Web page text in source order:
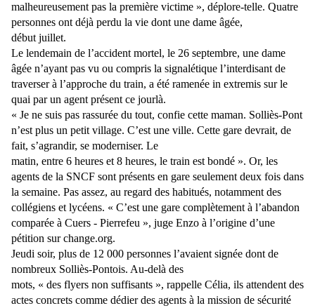
malheureusement pas la première victime », déplore-telle. Quatre
personnes ont déjà perdu la vie dont une dame âgée,
début juillet.
Le lendemain de l’accident mortel, le 26 septembre, une dame
âgée n’ayant pas vu ou compris la signalétique l’interdisant de
traverser à l’approche du train, a été ramenée in extremis sur le
quai par un agent présent ce jourlà.
« Je ne suis pas rassurée du tout, confie cette maman. Solliès-Pont
n’est plus un petit village. C’est une ville. Cette gare devrait, de
fait, s’agrandir, se moderniser. Le
matin, entre 6 heures et 8 heures, le train est bondé ». Or, les
agents de la SNCF sont présents en gare seulement deux fois dans
la semaine. Pas assez, au regard des habitués, notamment des
collégiens et lycéens. « C’est une gare complètement à l’abandon
comparée à Cuers - Pierrefeu », juge Enzo à l’origine d’une
pétition sur change.org.
Jeudi soir, plus de 12 000 personnes l’avaient signée dont de
nombreux Solliès-Pontois. Au-delà des
mots, « des flyers non suffisants », rappelle Célia, ils attendent des
actes concrets comme dédier des agents à la mission de sécurité